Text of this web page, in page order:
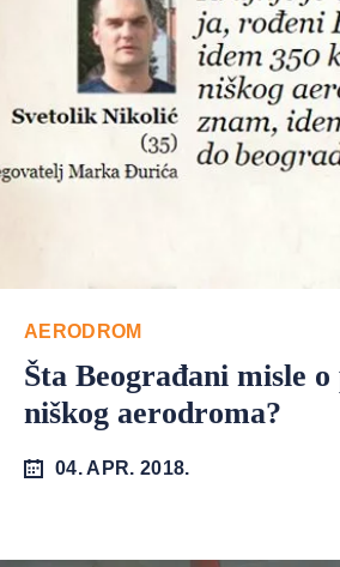
AERODROM
Šta Beograđani misle
niškog aerodroma?
04. APR. 2018.